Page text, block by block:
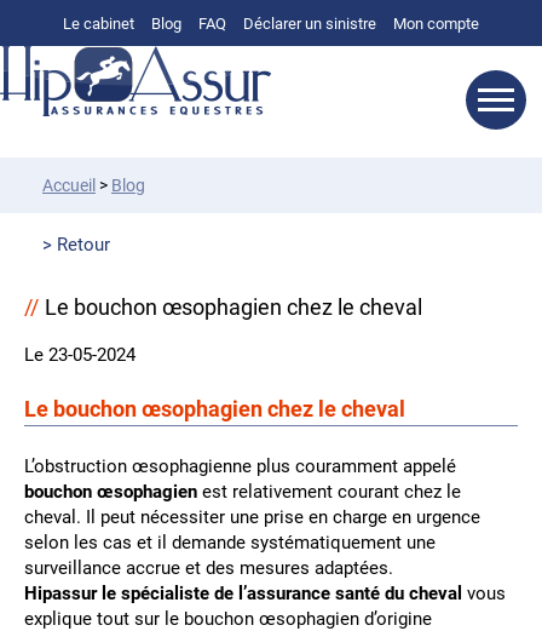
Le cabinet Blog FAQ Déclarer un sinistre Mon compte
Accueil > Blog
Retour
Le bouchon œsophagien chez le cheval
Le 23-05-2024
Le bouchon œsophagien chez le cheval
L’obstruction œsophagienne plus couramment appelé
bouchon œsophagien est relativement courant chez le
cheval. Il peut nécessiter une prise en charge en urgence
selon les cas et il demande systématiquement une
surveillance accrue et des mesures adaptées.
Hipassur le spécialiste de l’assurance santé du cheval vous
explique tout sur le bouchon œsophagien d’origine